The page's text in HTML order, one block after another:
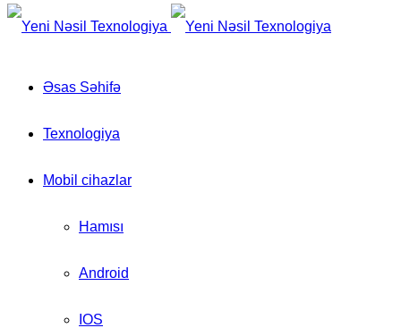
Əsas Səhifə
Texnologiya
Mobil cihazlar
Hamısı
Android
IOS